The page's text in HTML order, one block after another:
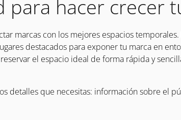
hacer crecer
marcas con los mejores espacios
destacados para exponer tu marca en
el espacio ideal de forma rápida y
detalles que necesitas: información sobre el